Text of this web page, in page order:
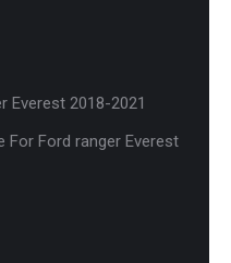
Everest 2018-2021
For Ford ranger Everest